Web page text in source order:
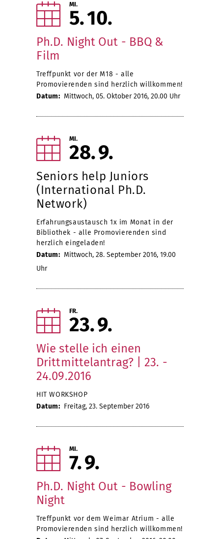
MI.
5 10
Ph.D. Night Out - BBQ &
Film
Treffpunkt vor der M18 - alle
Promovierenden sind herzlich willkommen!
Datum: Mittwoch, 05. Oktober 2016, 20.00 Uhr
MI.
28 9
Seniors help Juniors
(International Ph.D.
Network)
Erfahrungsaustausch 1x im Monat in der
Bibliothek - alle Promovierenden sind
herzlich eingeladen!
Datum: Mittwoch, 28. September 2016, 19.00
Uhr
FR.
23 9
Wie stelle ich einen
Drittmittelantrag? | 23. -
24.09.2016
HIT WORKSHOP
Datum: Freitag, 23. September 2016
MI.
7 9
Ph.D. Night Out - Bowling
Night
Treffpunkt vor dem Weimar Atrium - alle
Promovierenden sind herzlich willkommen!